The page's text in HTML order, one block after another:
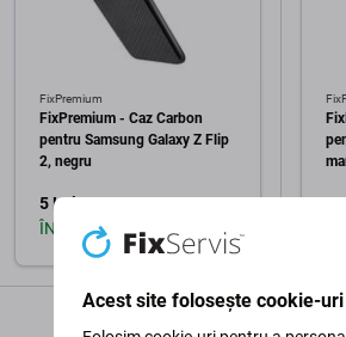
FixPremium
FixPremium - Caz Carbon
pentru Samsung Galaxy Z Flip
2, negru
5 Lei
ÎN STOC 1 buc
5
Acest site folosește cookie-uri